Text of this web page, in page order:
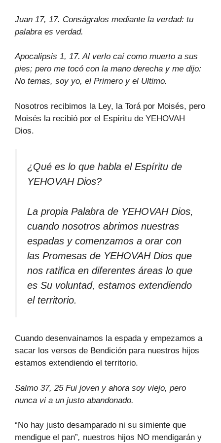
Juan 17, 17. Conságralos mediante la verdad: tu
palabra es verdad.
Apocalipsis 1, 17. Al verlo caí como muerto a sus
pies; pero me tocó con la mano derecha y me dijo:
No temas, soy yo, el Primero y el Ultimo.
Nosotros recibimos la Ley, la Torá por Moisés, pero
Moisés la recibió por el Espíritu de YEHOVAH
Dios.
¿Qué es lo que habla el Espíritu de
YEHOVAH Dios?
La propia Palabra de YEHOVAH Dios,
cuando nosotros abrimos nuestras
espadas y comenzamos a orar con
las Promesas de YEHOVAH Dios que
nos ratifica en diferentes áreas lo que
es Su voluntad, estamos extendiendo
el territorio.
Cuando desenvainamos la espada y empezamos a
sacar los versos de Bendición para nuestros hijos
estamos extendiendo el territorio.
Salmo 37, 25 Fui joven y ahora soy viejo, pero
nunca vi a un justo abandonado.
“No hay justo desamparado ni su simiente que
mendigue el pan”, nuestros hijos NO mendigarán y